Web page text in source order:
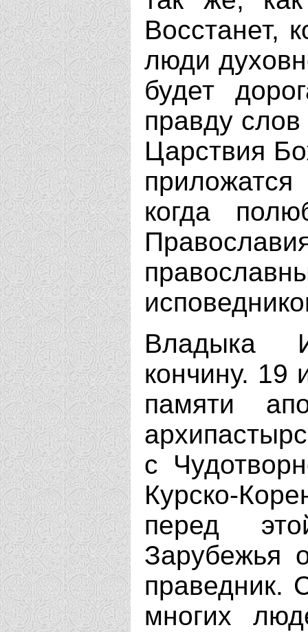
Восстанет,
люди
будет
правду
Царствия
когда
Владыка
кончину. 19
памяти
с
Курско-
перед
Зарубежья
праведник.
многих